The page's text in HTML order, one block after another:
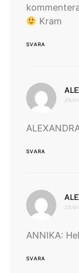
Kram
SVARA
29/
SVARA
29/
ANNIKA:
SVARA